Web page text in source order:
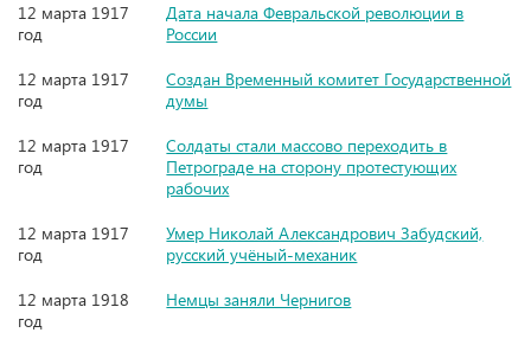
12 марта 1917
год
Дата начала Февральской революции в
России
12 марта 1917
год
Создан Временный комитет Государственной
думы
12 марта 1917
год
Солдаты стали массово переходить в
Петрограде на сторону протестующих
рабочих
12 марта 1917
год
Умер Николай Александрович Забудский,
русский учёный-механик
12 марта 1918
год
Немцы заняли Чернигов